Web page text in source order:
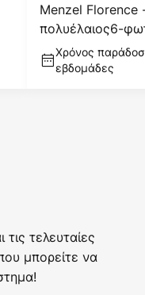
Menzel Florence
πολυέλαιος6-
Χρόνος
εβδομάδες
τελευταίες
μπορείτε να